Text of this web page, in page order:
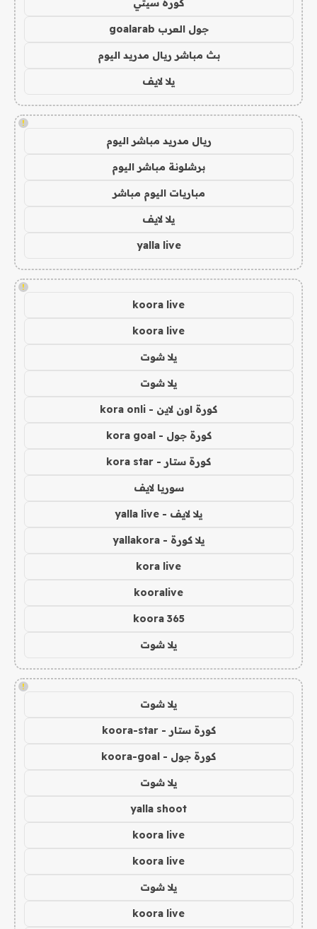
كورة سيتي
جول العرب goalarab
بث مباشر ريال مدريد اليوم
يلا لايف
!
ريال مدريد مباشر اليوم
برشلونة مباشر اليوم
مباريات اليوم مباشر
يلا لايف
yalla live
!
koora live
koora live
يلا شوت
يلا شوت
كورة اون لاين - kora onli
كورة جول - kora goal
كورة ستار - kora star
سوريا لايف
يلا لايف - yalla live
يلا كورة - yallakora
kora live
kooralive
koora 365
يلا شوت
!
يلا شوت
كورة ستار - koora-star
كورة جول - koora-goal
يلا شوت
yalla shoot
koora live
koora live
يلا شوت
koora live